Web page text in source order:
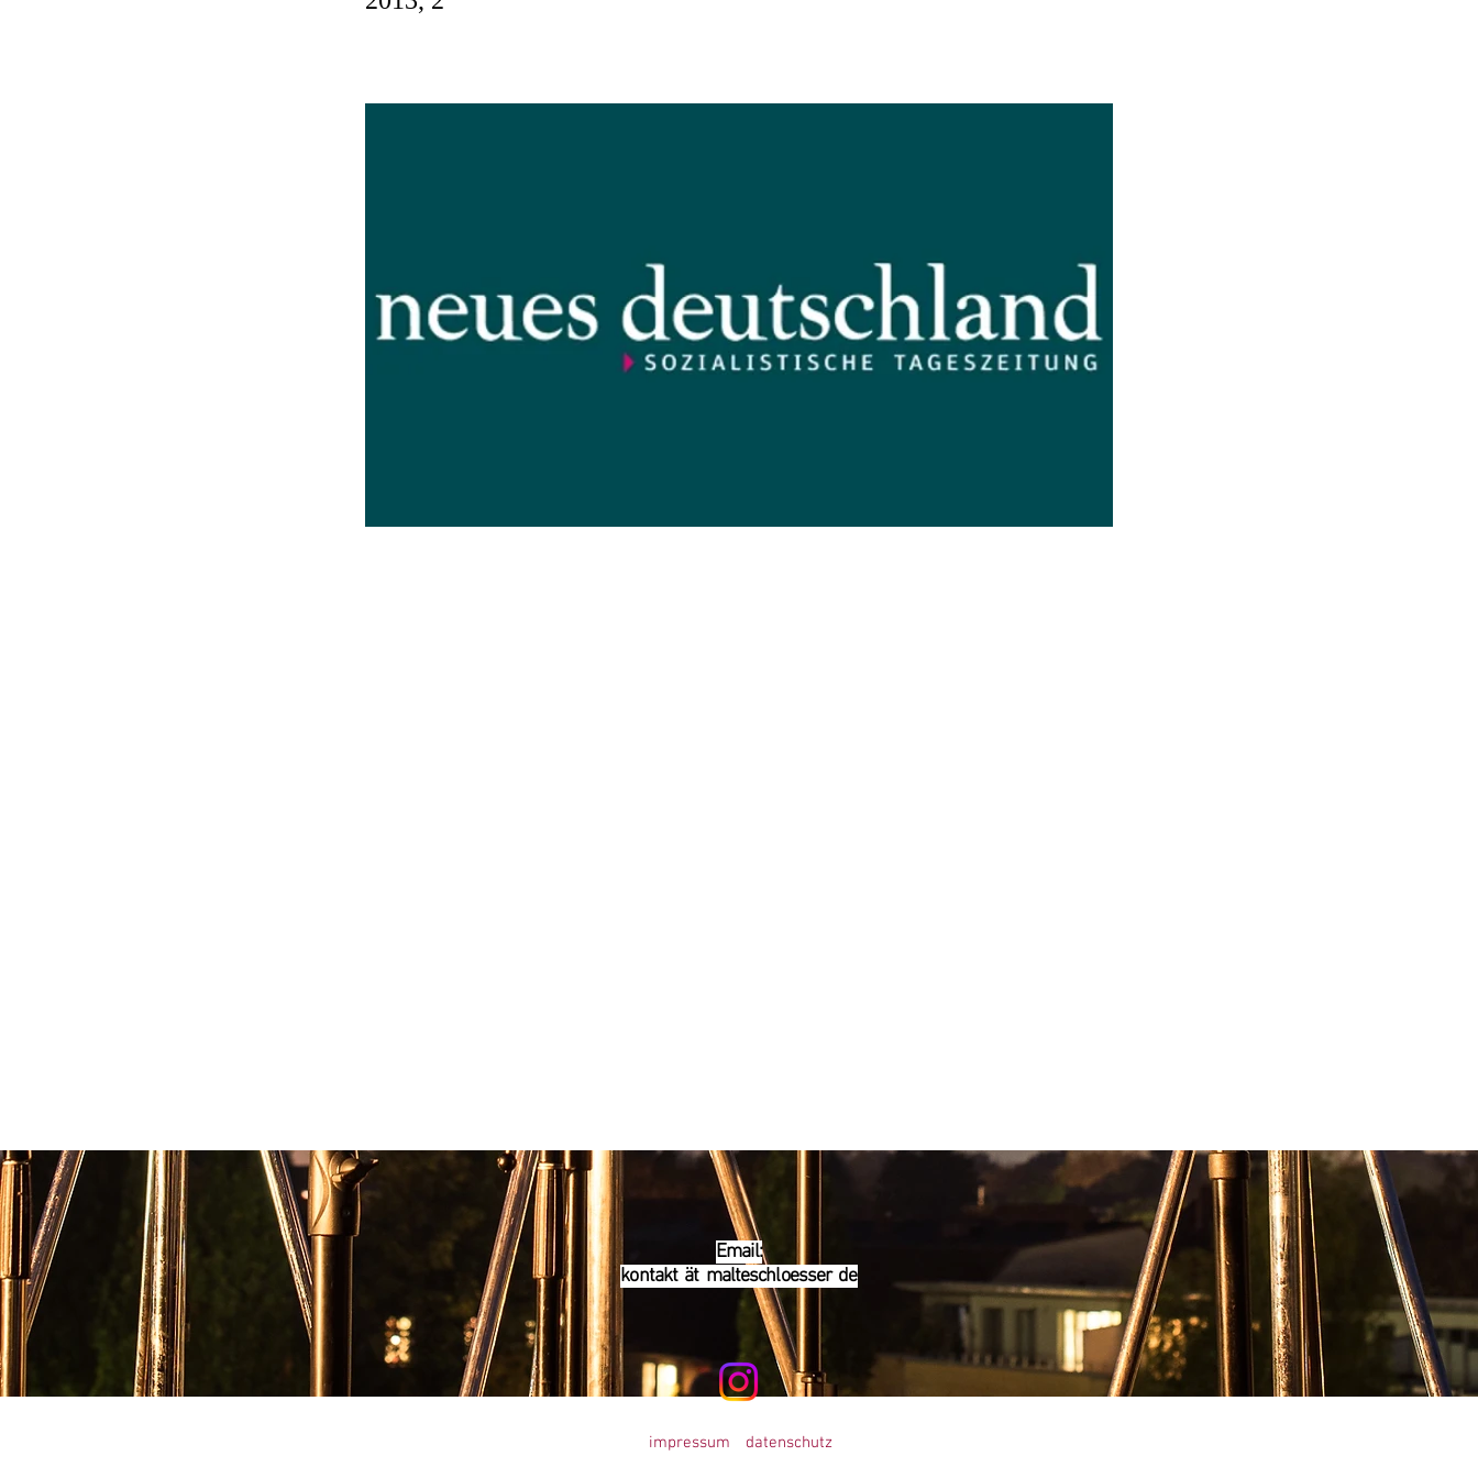
Email:
kontakt ät malteschloesser de
impressum datenschutz